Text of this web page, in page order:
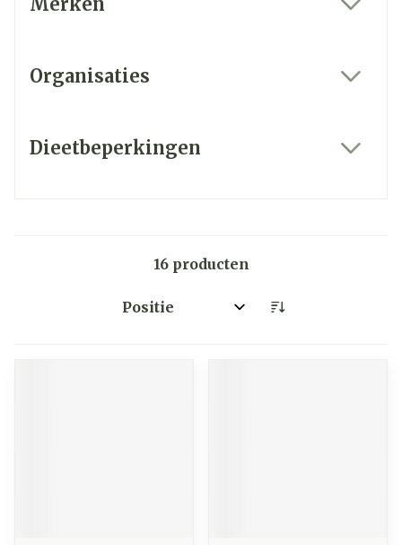
Organisaties
Dieetbeperkingen
16producten
Sorteer op: